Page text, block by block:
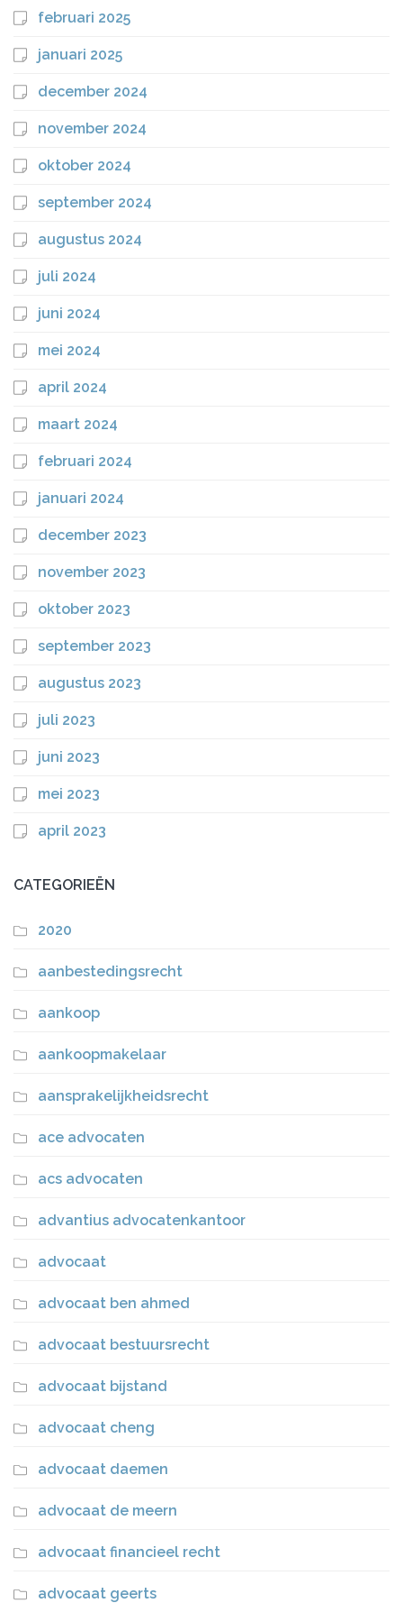
februari 2025
januari 2025
december 2024
november 2024
oktober 2024
september 2024
augustus 2024
juli 2024
juni 2024
mei 2024
april 2024
maart 2024
februari 2024
januari 2024
december 2023
november 2023
oktober 2023
september 2023
augustus 2023
juli 2023
juni 2023
mei 2023
april 2023
CATEGORIEËN
2020
aanbestedingsrecht
aankoop
aankoopmakelaar
aansprakelijkheidsrecht
ace advocaten
acs advocaten
advantius advocatenkantoor
advocaat
advocaat ben ahmed
advocaat bestuursrecht
advocaat bijstand
advocaat cheng
advocaat daemen
advocaat de meern
advocaat financieel recht
advocaat geerts